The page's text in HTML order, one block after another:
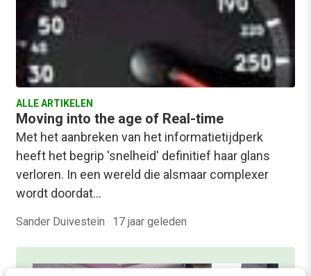
ALLE ARTIKELEN
Moving into the age of Real-time
Met het aanbreken van het informatietijdperk
heeft het begrip 'snelheid' definitief haar glans
verloren. In een wereld die alsmaar complexer
wordt doordat…
Sander Duivestein · 17 jaar geleden